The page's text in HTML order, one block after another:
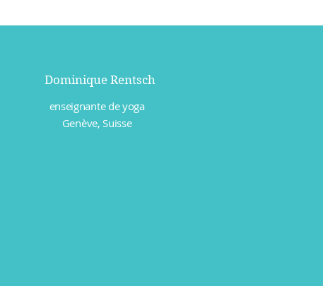
Dominique Rentsch
enseignante de yoga
Genève, Suisse